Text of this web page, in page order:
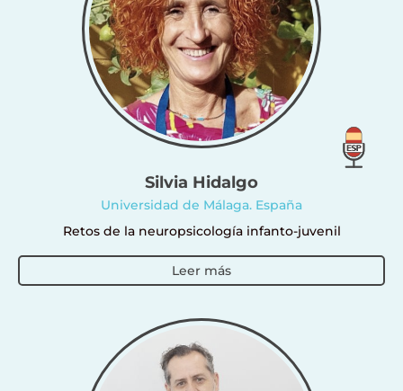
Silvia Hidalgo
Universidad de Málaga. España
Retos de la neuropsicología infanto-juvenil
Leer más